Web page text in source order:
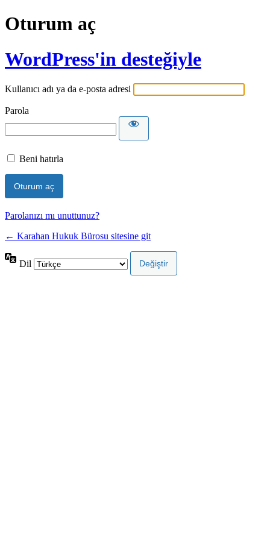
Oturum aç
WordPress'in desteğiyle
Kullanıcı adı ya da e-posta adresi
Parola
Beni hatırla
Parolanızı mı unuttunuz?
← Karahan Hukuk Bürosu sitesine git
Dil